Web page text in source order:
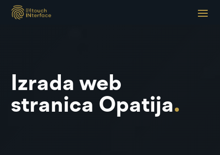
Izrada web
stranica Opatija.